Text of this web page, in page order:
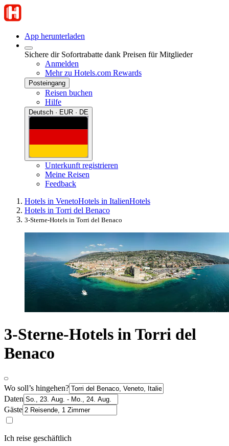
App herunterladen
Sichere dir Sofortrabatte dank Preisen für Mitglieder
Anmelden
Mehr zu Hotels.com Rewards
Posteingang
Reisen buchen
Hilfe
Deutsch · EUR · DE
Unterkunft registrieren
Meine Reisen
Feedback
Hotels in VenetoHotels in ItalienHotels
Hotels in Torri del Benaco
3-Sterne-Hotels in Torri del Benaco
3-Sterne-Hotels in Torri del
Benaco
Wo soll’s hingehen?
Daten
Gäste
Ich reise geschäftlich